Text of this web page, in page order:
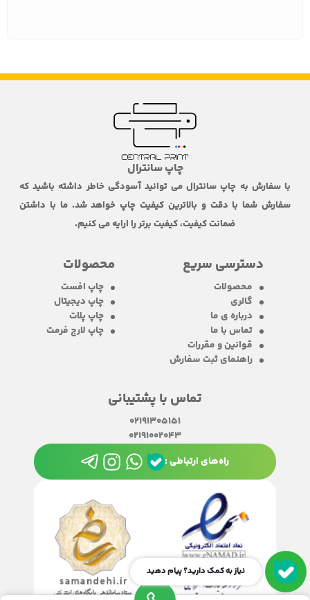
چاپ سانترال
با سفارش به چاپ سانترال می توانید آسودگی خاطر داشته باشید که
سفارش شما با دقت و بالاترین کیفیت چاپ خواهد شد. ما با داشتن
ضمانت کیفیت، کیفیت برتر را ارایه می کنیم.
دسترسی سریع
محصولات
گالری
درباره ی ما
تماس با ما
قوانین و مقررات
راهنمای ثبت سفارش
محصولات
چاپ افست
چاپ دیجیتال
چاپ پلات
چاپ لارج فرمت
تماس با پشتیبانی
02191305151
02191002043
راه‌های ارتباطی :
نیاز به کمک دارید؟ پیام دهید